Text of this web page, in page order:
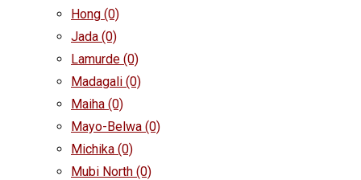
Hong (0)
Jada (0)
Lamurde (0)
Madagali (0)
Maiha (0)
Mayo-Belwa (0)
Michika (0)
Mubi North (0)